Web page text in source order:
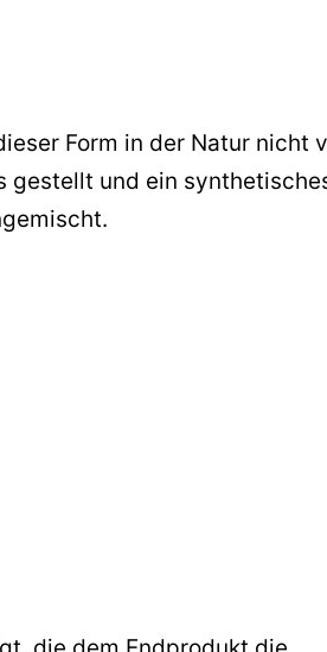
Form in der Natur nicht
gestellt und ein